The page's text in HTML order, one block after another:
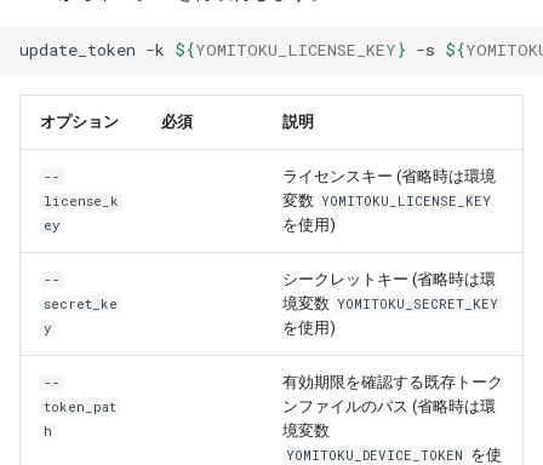
update_token -k ${YOMITOKU_LICENSE_KEY} -s ${
オプション 必須 説明
--
license_k
ey
ライセンスキー (省略時は環境
変数 YOMITOKU_LICENSE_KEY
を使用)
--
secret_ke
y
シークレットキー (省略時は環
境変数 YOMITOKU_SECRET_KEY
を使用)
--
token_pat
h
有効期限を確認する既存トーク
ンファイルのパス (省略時は環
境変数
YOMITOKU_DEVICE_TOKEN を使